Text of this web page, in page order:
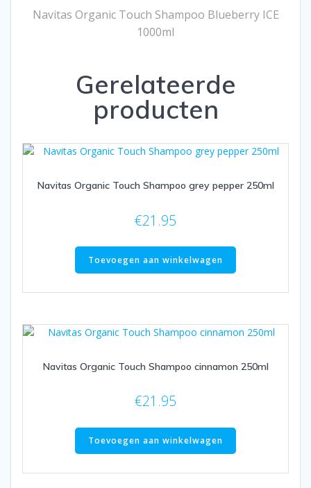
Navitas Organic Touch Shampoo Blueberry ICE
1000ml
Gerelateerde
producten
Navitas Organic Touch Shampoo grey pepper 250ml
€21.95
Toevoegen aan winkelwagen
Navitas Organic Touch Shampoo cinnamon 250ml
€21.95
Toevoegen aan winkelwagen